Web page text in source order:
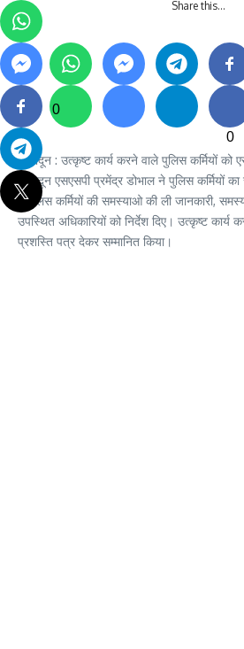
0
Share this…
0
देहरादून : उत्कृष्ट कार्य करने वाले पुलिस कर्मियों को
देहरादून एसएसपी प्रमेंद्र डोभाल ने पुलिस कर्मियों
में पुलिस कर्मियों की समस्याओ की ली जानकारी,
उपस्थित अधिकारियों को निर्देश दिए। उत्कृष्ट कार्य
प्रशस्ति पत्र देकर सम्मानित किया।